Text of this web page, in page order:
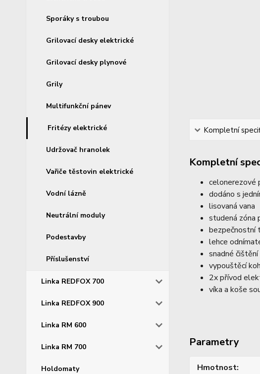
Sporáky s troubou
Grilovací desky elektrické
Grilovací desky plynové
Grily
Multifunkční pánev
Fritézy elektrické
Udržovač hranolek
Vařiče těstovin elektrické
Vodní lázně
Neutrální moduly
Podestavby
Příslušenství
Linka REDFOX 700
Linka REDFOX 900
Linka RM 600
Linka RM 700
Holdomaty
Kompletní
Kompletní
celonerezové
dodáno s
lisovaná vana
studená zóna
bezpečnostní
lehce
snadné čištění
vypouštěcí
2x přívod
víka a koše
Parametry
Hmotnost